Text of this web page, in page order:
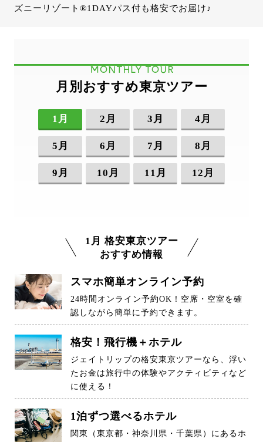
ズニーリゾート®1DAYパス付も格安でお届け♪
MONTHLY TOUR
月別おすすめ東京ツアー
1月 2月 3月 4月
5月 6月 7月 8月
9月 10月 11月 12月
1月 格安東京ツアー
おすすめ情報
スマホ簡単オンライン予約
24時間オンライン予約OK！空席・空室を確
認しながら簡単に予約できます。
格安！飛行機＋ホテル
ジェイトリップの格安東京ツアーなら、浮い
たお金は旅行中の体験やアクティビティなど
に使える！
1泊ずつ選べるホテル
関東（東京都・神奈川県・千葉県）にあるホ